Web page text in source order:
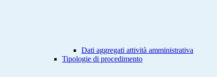
Dati aggregati attività amministrativa
Tipologie di procedimento